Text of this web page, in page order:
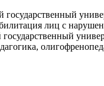
лиц с